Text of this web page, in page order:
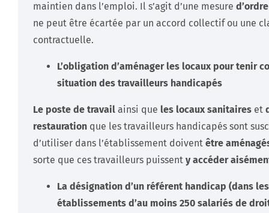
maintien dans l’emploi. Il s’agit d’une mesure
ne peut être écartée par un accord collectif ou une
contractuelle.
L’obligation d’aménager les locaux pour tenir
situation des travailleurs handicapés
Le poste de travail ainsi que les locaux sanitaires et
restauration que les travailleurs handicapés sont
d’utiliser dans l’établissement doivent être
sorte que ces travailleurs puissent y accéder
La désignation d’un référent handicap (dans les
établissements d’au moins 250 salariés de